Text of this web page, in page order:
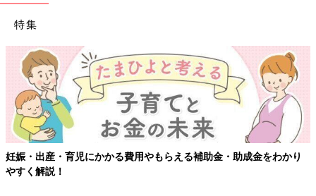
特集
妊娠・出産・育児にかかる費用やもらえる補助金・助成金をわかり
やすく解説！